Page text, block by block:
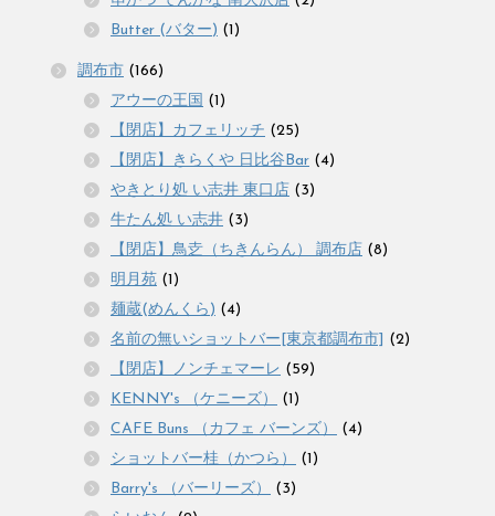
Butter (バター) (1)
調布市 (166)
アウーの王国 (1)
【閉店】カフェリッチ (25)
【閉店】きらくや 日比谷Bar (4)
やきとり処 い志井 東口店 (3)
牛たん処 い志井 (3)
【閉店】鳥赱（ちきんらん） 調布店 (8)
明月苑 (1)
麺蔵(めんくら) (4)
名前の無いショットバー[東京都調布市]
(2)
【閉店】ノンチェマーレ (59)
KENNY's （ケニーズ）
(1)
CAFE Buns （カフェ バーンズ）
(4)
ショットバー桂（かつら）
(1)
Barry's （バーリーズ）
(3)